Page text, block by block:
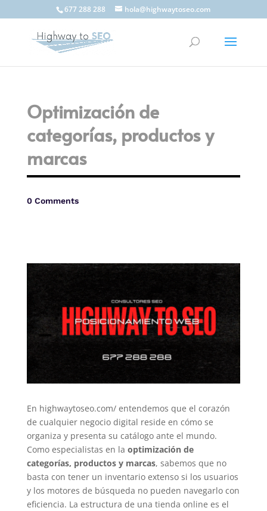
677 288 288 hola@highwaytoseo.com
Optimización de
categorías, productos y
marcas
0 Comments
En highwaytoseo.com/ entendemos que el corazón
de cualquier negocio digital reside en cómo se
organiza y presenta su catálogo ante el mundo.
Como especialistas en la optimización de
categorías, productos y marcas, sabemos que no
basta con tener un inventario extenso si los usuarios
y los motores de búsqueda no pueden navegarlo con
eficiencia. La estructura de una tienda online es el